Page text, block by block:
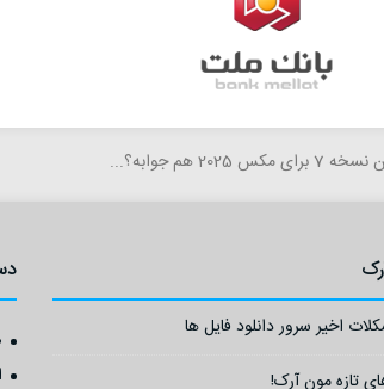
2025 هم جوابه؟...
اخیر سرور دانلود فایل ها
تازه مون آرک!